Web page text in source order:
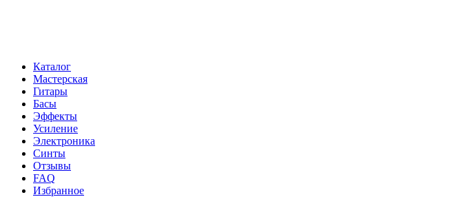
Каталог
Мастерская
Гитары
Басы
Эффекты
Усиление
Электроника
Синты
Отзывы
FAQ
Избранное